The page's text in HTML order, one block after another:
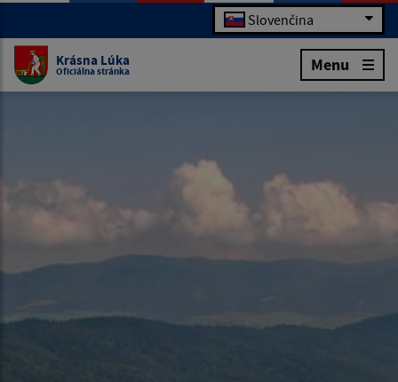
Slovenčina
Krásna Lúka
Oficiálna stránka Menu